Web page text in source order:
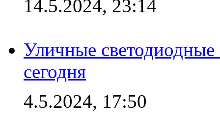
14.5.2024, 23:14
Уличные
сегодня
4.5.2024, 17:50